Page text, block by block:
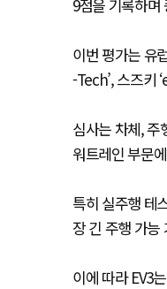
9점을 기록하며
이번 평가는 유
-Tech’, 스즈키
심사는 차체, 주
워트레인 부문
특히 실주행 테
장 긴 주행 가능
이에 따라 EV3